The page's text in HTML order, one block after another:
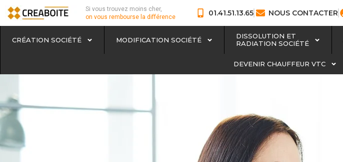
Si vous trouvez moins cher,
on vous rembourse la différence
01.41.51.13.65 NOUS CONTACTER
CRÉATION SOCIÉTÉ MODIFICATION SOCIÉTÉ
DISSOLUTION ET
RADIATION SOCIÉTÉ
DEVENIR CHAUFFEUR VTC